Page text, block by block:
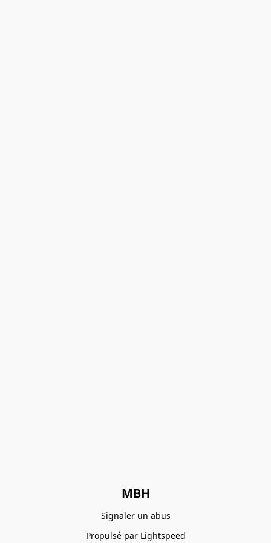
MBH
Signaler un abus
Propulsé par Lightspeed